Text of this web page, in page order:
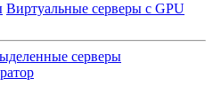
Виртуальные серверы с GPU
серверы